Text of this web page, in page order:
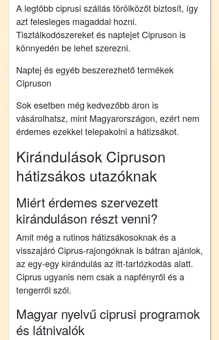
A legtöbb ciprusi szállás törölközőt biztosít, így
azt felesleges magaddal hozni.
Tisztálkodószereket és naptejet Cipruson is
könnyedén be lehet szerezni.
Naptej és egyéb beszerezhető termékek
Cipruson
Sok esetben még kedvezőbb áron is
vásárolhatsz, mint Magyarországon, ezért nem
érdemes ezekkel telepakolni a hátizsákot.
Kirándulások Cipruson
hátizsákos utazóknak
Miért érdemes szervezett
kiránduláson részt venni?
Amit még a rutinos hátizsákosoknak és a
visszajáró Ciprus-rajongóknak is bátran ajánlok,
az egy-egy kirándulás az itt-tartózkodás alatt.
Ciprus ugyanis nem csak a napfényről és a
tengerről szól.
Magyar nyelvű ciprusi programok
és látnivalók